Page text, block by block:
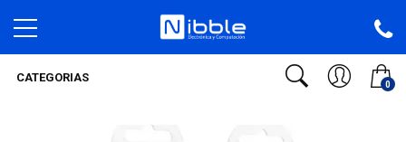
0
CATEGORIAS